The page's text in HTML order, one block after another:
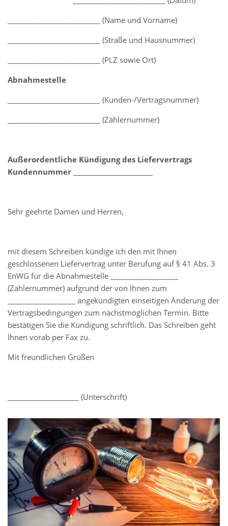
__________________________ (Name und Vorname)
__________________________ (Straße und Hausnummer)
__________________________ (PLZ sowie Ort)
Abnahmestelle
__________________________ (Kunden-/Vertragsnummer)
__________________________ (Zählernummer)
Außerordentliche Kündigung des Liefervertrags
Kundennummer ­__________________________
Sehr geehrte Damen und Herren,
mit diesem Schreiben kündige ich den mit Ihnen
geschlossenen Liefervertrag unter Berufung auf § 41 Abs. 3
EnWG für die Abnahmestelle ___________________
(Zählernummer) aufgrund der von Ihnen zum
___________________ angekündigten einseitigen Änderung der
Vertragsbedingungen zum nächstmöglichen Termin. Bitte
bestätigen Sie die Kündigung schriftlich. Das Schreiben geht
Ihnen vorab per Fax zu.
Mit freundlichen Grüßen
____________________ (Unterschrift)